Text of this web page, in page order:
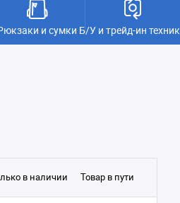
и сумки Б/У и трейд-ин
в наличии Товар в пути